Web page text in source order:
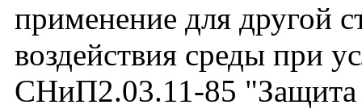
применение для другой
воздействия среды при
СНиП2.03.11-85 "Защита